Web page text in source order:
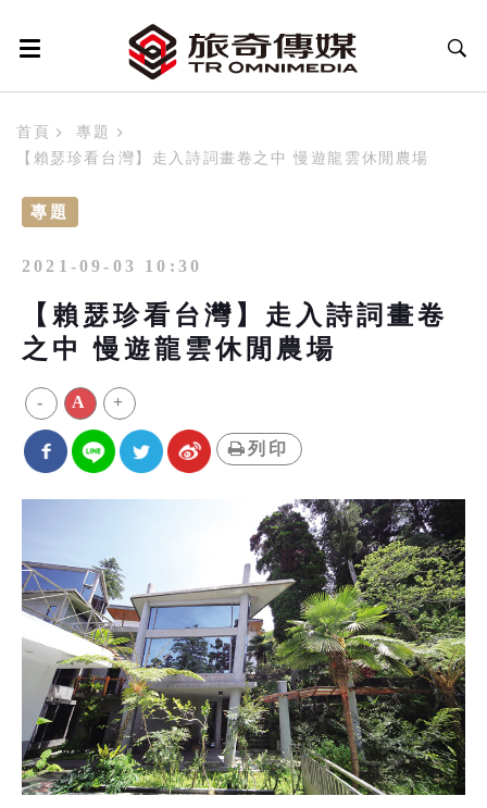
首頁
專題
【賴瑟珍看台灣】走入詩詞畫卷之中 慢遊龍雲休閒農場
專題
2021-09-03 10:30
【賴瑟珍看台灣】走入詩詞畫卷
之中 慢遊龍雲休閒農場
- A +
列印